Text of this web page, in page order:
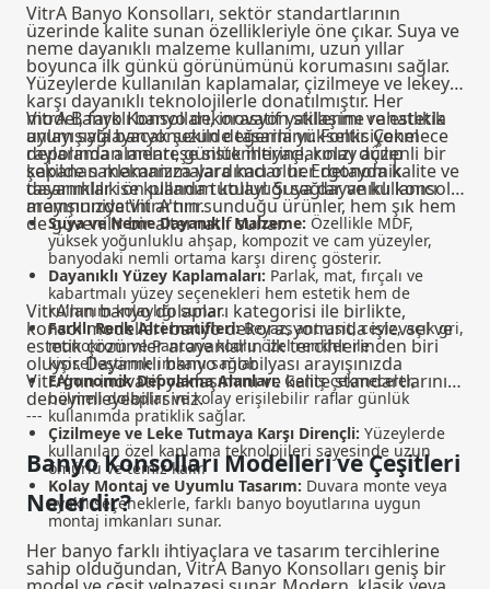
VitrA Banyo Konsolları, sektör standartlarının
üzerinde kalite sunan özellikleriyle öne çıkar. Suya ve
neme dayanıklı malzeme kullanımı, uzun yıllar
boyunca ilk günkü görünümünü korumasını sağlar.
Yüzeylerde kullanılan kaplamalar, çizilmeye ve lekeye
karşı dayanıklı teknolojilerle donatılmıştır. Her
model, farklı banyo dekorasyon stillerine rahatlıkla
uyum sağlayacak şekilde tasarlanır. Fonksiyonel
depolama alanları, günlük ihtiyaçlarınızı düzenli bir
şekilde saklamanıza yardımcı olur. Ergonomik
tasarımlar ise kullanım kolaylığı sağlar ve kullanıcı
memnuniyetini artırır.
VitrA Banyo Konsolları, inovatif yaklaşımı ve estetik
anlayışıyla banyonuzun değerini yükseltir. Çekmece
raylarından menteşe sistemlerine, kolay açılıp
kapanan mekanizmalara kadar her detayda kalite ve
dayanıklılık ön planda tutulur. Suya dayanıklı konsol
arayışınızda VitrA'nın sunduğu ürünler, hem şık hem
de güvenilir bir alternatif sunar.
Suya ve Neme Dayanıklı Malzeme: Özellikle MDF,
yüksek yoğunluklu ahşap, kompozit ve cam yüzeyler,
banyodaki nemli ortama karşı direnç gösterir.
Dayanıklı Yüzey Kaplamaları: Parlak, mat, fırçalı ve
kabartmalı yüzey seçenekleri hem estetik hem de
kullanım kolaylığı sunar.
Farklı Renk Alternatifleri:Beyaz, antrasit, ceviz, açık gri,
monokrom ve Pantone kodlu özel renkler ile
kişiselleştirme imkanı sağlar.
Ergonomik Depolama Alanları:Geniş çekmeceler,
bölmeli dolaplar ve kolay erişilebilir raflar günlük
kullanımda pratiklik sağlar.
Çizilmeye ve Leke Tutmaya Karşı Dirençli: Yüzeylerde
kullanılan özel kaplama teknolojileri sayesinde uzun
ömürlü ve temiz kalır.
Kolay Montaj ve Uyumlu Tasarım: Duvara monte veya
ayaklı seçeneklerle, farklı banyo boyutlarına uygun
montaj imkanları sunar.
VitrA’nınbanyo dolapları kategorisi ile birlikte,
konsol modelleri banyo dekorasyonunda işlevsel ve
estetik çözümler arayanların ilk tercihlerinden biri
oluyor. Dayanıklı banyo mobilyası arayışınızda
VitrA’nın inovatif yaklaşımını ve kalite standartlarını
deneyimleyebilirsiniz.
---
Banyo Konsolları Modelleri ve Çeşitleri
Nelerdir?
Her banyo farklı ihtiyaçlara ve tasarım tercihlerine
sahip olduğundan, VitrA Banyo Konsolları geniş bir